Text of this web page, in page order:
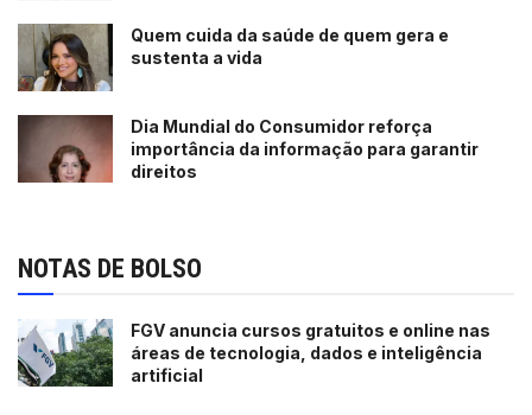
Quem cuida da saúde de quem gera e
sustenta a vida
Dia Mundial do Consumidor reforça
importância da informação para garantir
direitos
NOTAS DE BOLSO
FGV anuncia cursos gratuitos e online nas
áreas de tecnologia, dados e inteligência
artificial